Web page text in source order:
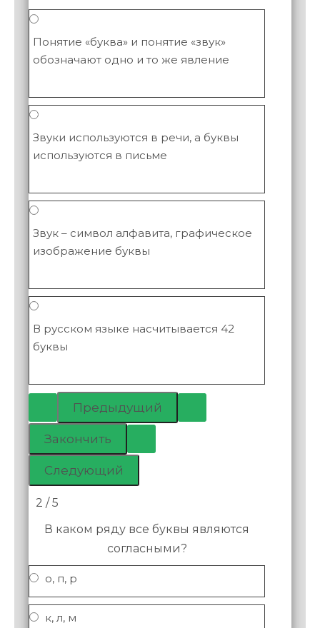
Понятие «буква» и понятие «звук»
обозначают одно и то же явление
Звуки используются в речи, а буквы
используются в письме
Звук – символ алфавита, графическое
изображение буквы
В русском языке насчитывается 42
буквы
2 / 5
В каком ряду все буквы являются
согласными?
о, п, р
к, л, м